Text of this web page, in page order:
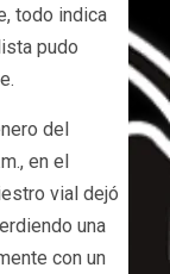
todo indica
pudo
del
en el
vial dejó
una
con un